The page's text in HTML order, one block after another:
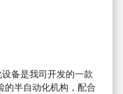
备是我司开发的一款
的半自动化机构，配合